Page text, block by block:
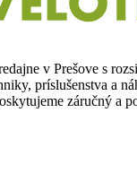
v Prešove s
príslušenstva a
záručný a